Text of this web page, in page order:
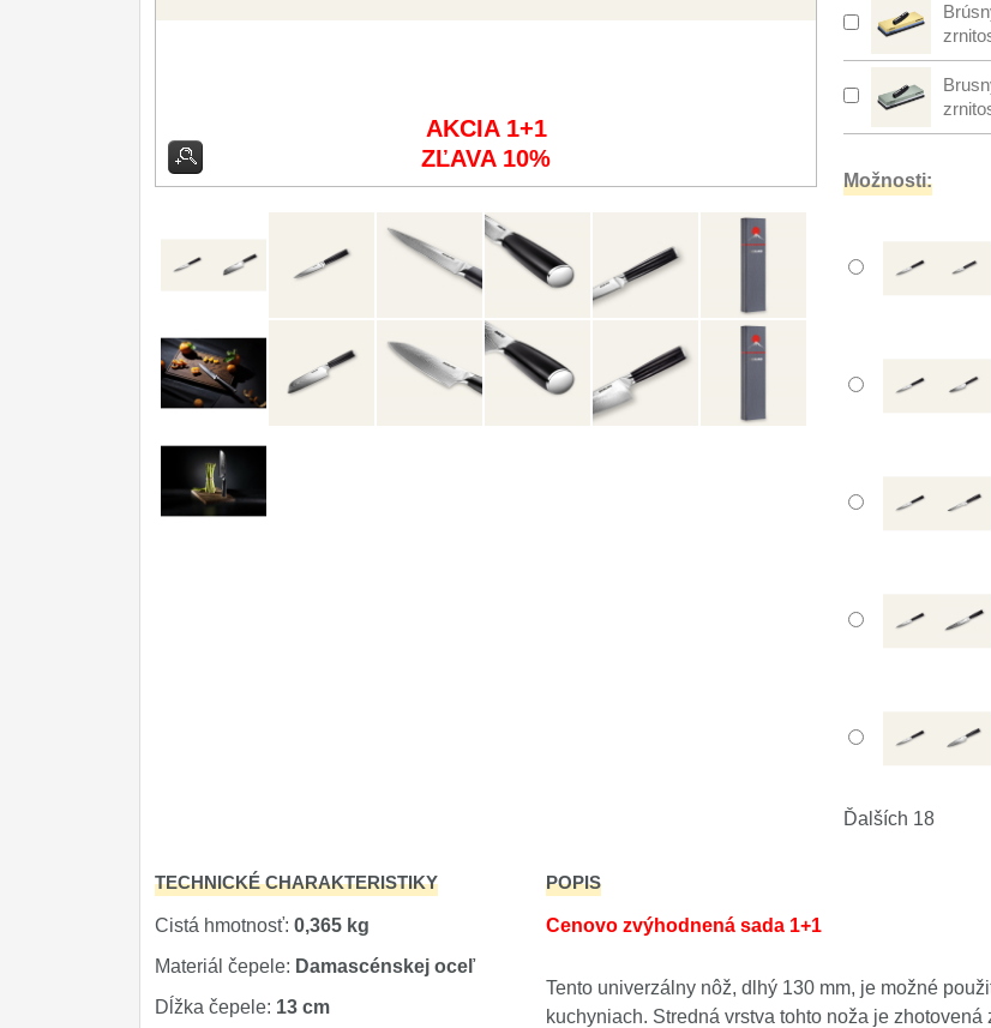
Príslušenstvo
Ostrenie nožov
Nože SEBURO
Nože Samura
AKCIA 1+1
ZĽAVA 10%
Možnosti:
Ďalších 18
TECHNICKÉ CHARAKTERISTIKY
Cistá hmotnosť: 0,365 kg
Materiál čepele: Damascénskej oceľ
Dĺžka čepele: 13 cm
POPIS
Cenovo zvýhodnená sada 1+1
Tento univerzálny nôž, dlhý 130 mm, je možné
kuchyniach. Stredná vrstva tohto noža je